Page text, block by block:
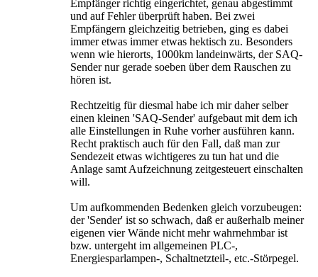
Empfänger richtig eingerichtet, genau abgestimmt
und auf Fehler überprüft haben. Bei zwei
Empfängern gleichzeitig betrieben, ging es dabei
immer etwas immer etwas hektisch zu. Besonders
wenn wie hierorts, 1000km landeinwärts, der SAQ-
Sender nur gerade soeben über dem Rauschen zu
hören ist.
Rechtzeitig für diesmal habe ich mir daher selber
einen kleinen 'SAQ-Sender' aufgebaut mit dem ich
alle Einstellungen in Ruhe vorher ausführen kann.
Recht praktisch auch für den Fall, daß man zur
Sendezeit etwas wichtigeres zu tun hat und die
Anlage samt Aufzeichnung zeitgesteuert einschalten
will.
Um aufkommenden Bedenken gleich vorzubeugen:
der 'Sender' ist so schwach, daß er außerhalb meiner
eigenen vier Wände nicht mehr wahrnehmbar ist
bzw. untergeht im allgemeinen PLC-,
Energiesparlampen-, Schaltnetzteil-, etc.-Störpegel.